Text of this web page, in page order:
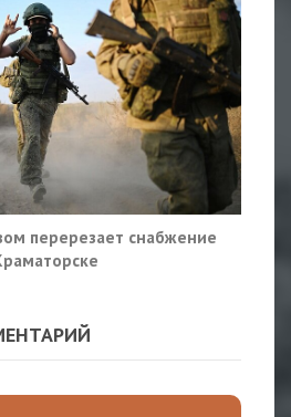
перерезает снабжение